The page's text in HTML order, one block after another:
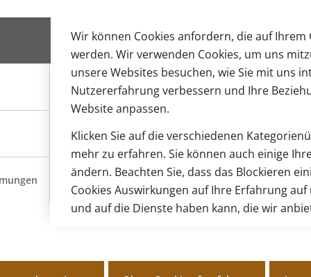
Wir können Cookies anfordern, die auf Ihrem
werden. Wir verwenden Cookies, um uns
unsere Websites besuchen, wie Sie mit uns
Nutzererfahrung verbessern und Ihre
Website anpassen.
Klicken Sie auf die verschiedenen
mehr zu erfahren. Sie können auch einige
ändern. Beachten Sie, dass das Blockieren
Cookies Auswirkungen auf Ihre Erfahrung
und auf die Dienste haben kann, die wir
Fassade verändert.
zwei kleinere Ladengeschäfte unterteilt. Das 1.
genutzt werden.